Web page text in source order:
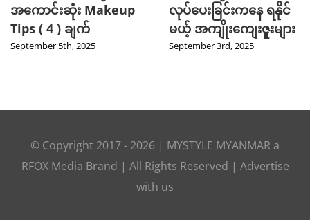
ခြင်းကနေ ရနိုင်
းကျေးဇူးများ
3rd, 2025
ဖြစ်ခဲ့တဲ့ Hot Beauty
Product ( 5 ) မျိုး
August 27th, 2025
ကျ
© Copyright 2017 - |
Brand | All Rights Reserved |